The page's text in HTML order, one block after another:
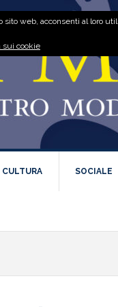
CULTURA SOCIALE
web, acconsenti al loro
sui cookie